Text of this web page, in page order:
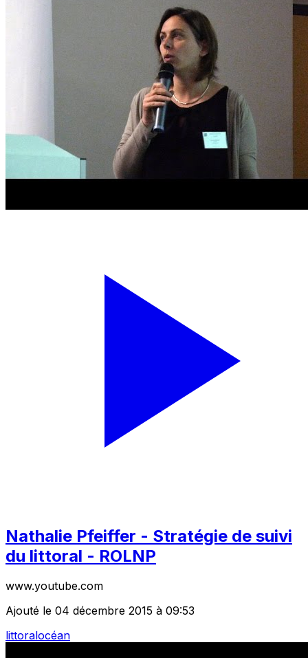
Nathalie Pfeiffer - Stratégie de suivi
du littoral - ROLNP
www.youtube.com
Ajouté le 04 décembre 2015 à 09:53
littoralocéan